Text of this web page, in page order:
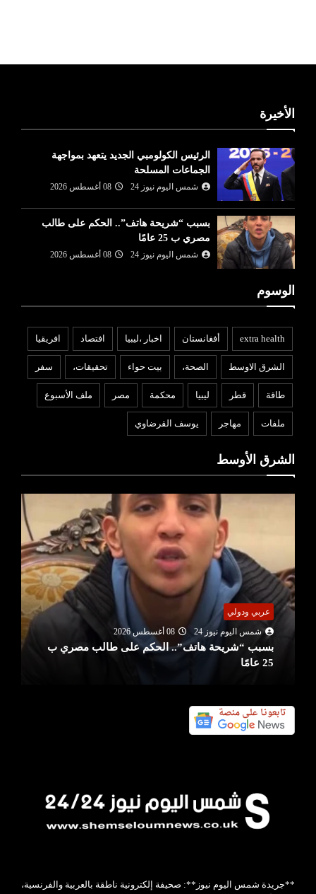
الأخيرة
الرئيس الكولومبي الجديد يتعهد بمواجهة
الجماعات المسلحة
شمس اليوم نيوز 24 08 أغسطس 2026
بسبب “شريحة هاتف”.. الحكم على طالب
مصري ب 25 عامًا
شمس اليوم نيوز 24 08 أغسطس 2026
الوسوم
extra health أفغانستان اخبار ،ليبيا افتصاد افريقيا
الشرق الاوسط الصحة، بيت حواء تحقيقات، سفر
طاقة قطر ليبيا محكمة مصر ملف الأسبوع
ملفات مهاجر يوسف القرضاوي
الشرق الأوسط
عربي ودولي
شمس اليوم نيوز 24
08 أغسطس 2026
بسبب “شريحة هاتف”.. الحكم على طالب مصري ب
25 عامًا
**جريدة شمس اليوم نيوز**: صحيفة إلكترونية ناطقة بالعربية والفرنسية،